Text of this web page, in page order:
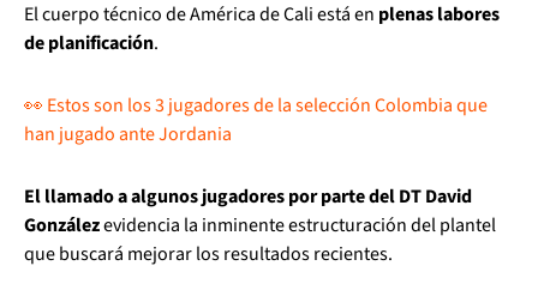
El cuerpo técnico de América de Cali está en plenas labores
de planificación.
👀 Estos son los 3 jugadores de la selección Colombia que
han jugado ante Jordania
El llamado a algunos jugadores por parte del DT David
Gonzálezevidencia la inminente estructuración del plantel
que buscará mejorar los resultados recientes.